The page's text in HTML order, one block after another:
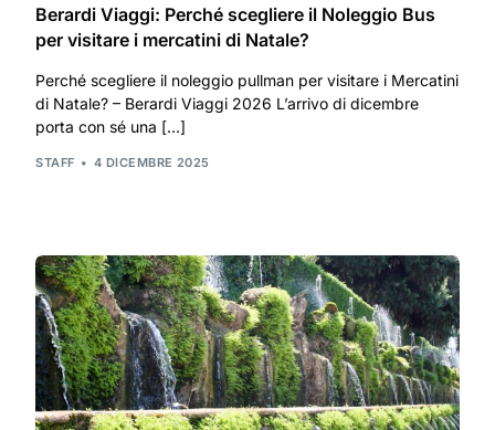
Berardi Viaggi: Perché scegliere il Noleggio Bus
per visitare i mercatini di Natale?
Perché scegliere il noleggio pullman per visitare i Mercatini
di Natale? – Berardi Viaggi 2026 L’arrivo di dicembre
porta con sé una […]
STAFF 4 DICEMBRE 2025